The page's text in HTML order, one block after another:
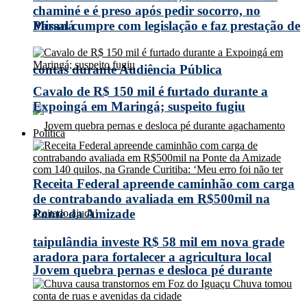
Missal cumpre com legislação e faz prestação de
contas durante Audiência Pública
Jovem quebra pernas e desloca pé durante
chaminé e é preso após pedir socorro, no
Paraná
Cavalo de R$ 150 mil é furtado durante a
Expoingá em Maringá; suspeito fugiu
Política
Receita Federal apreende caminhão com carga
de contrabando avaliada em R$500mil na
Ponte da Amizade
taipulândia investe R$ 58 mil em nova grade
aradora para fortalecer a agricultura local